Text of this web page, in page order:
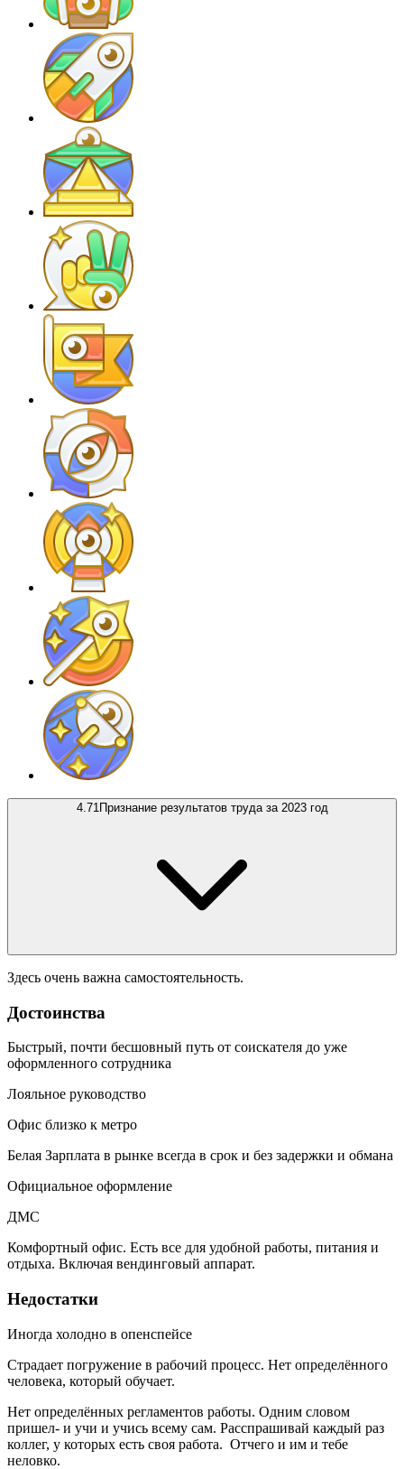
4.71 Признание результатов труда за 2023 год
Здесь очень важна самостоятельность.
Достоинства
Быстрый, почти бесшовный путь от соискателя до уже
оформленного сотрудника
Лояльное руководство
Офис близко к метро
Белая Зарплата в рынке всегда в срок и без задержки и обмана
Официальное оформление
ДМС
Комфортный офис. Есть все для удобной работы, питания и
отдыха. Включая вендинговый аппарат.
Недостатки
Иногда холодно в опенспейсе
Страдает погружение в рабочий процесс. Нет определённого
человека, который обучает.
Нет определённых регламентов работы. Одним словом
пришел- и учи и учись всему сам. Расспрашивай каждый раз
коллег, у которых есть своя работа. Отчего и им и тебе
неловко.